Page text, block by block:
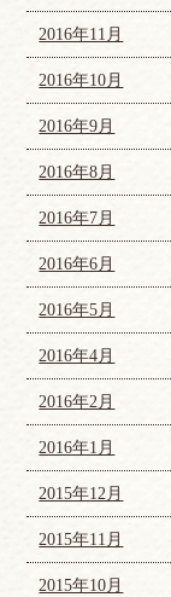
2016年11月
2016年10月
2016年9月
2016年8月
2016年7月
2016年6月
2016年5月
2016年4月
2016年2月
2016年1月
2015年12月
2015年11月
2015年10月